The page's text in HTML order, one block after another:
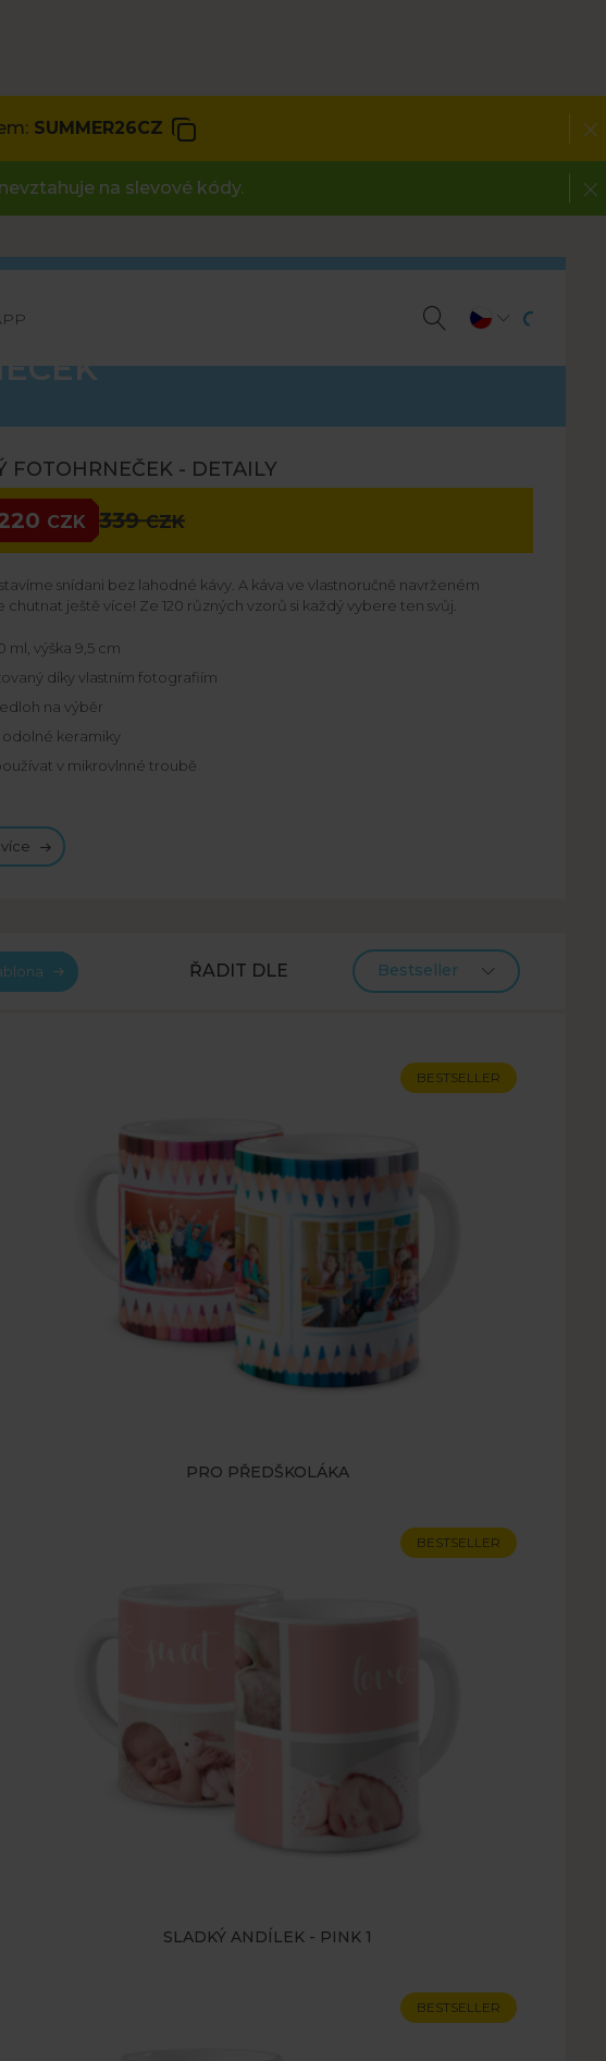
SUMMER26CZ
na slevové kódy.
FOTOHRNEČEK - DETAILY
CZK 339CZK
snídani bez lahodné kávy. A káva ve vlastnoručně navrženém
chutnat ještě více! Ze 120 různých vzorů si každý vybere ten svůj.
ml, výška 9,5 cm
díky vlastním fotografiím
na výběr
keramiky
v mikrovlnné troubě
ŘADIT DLE Bestseller
PRO PŘEDŠKOLÁKA
BESTSELLER
SLADKÝ ANDÍLEK - PINK 1
BESTSELLER
BESTSELLER